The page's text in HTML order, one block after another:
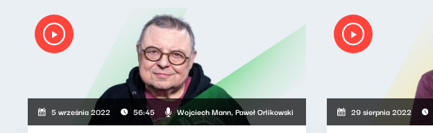
5 września 2022 56:45 Wojciech Mann, Paweł Orlikowski 29 sierpnia 2022